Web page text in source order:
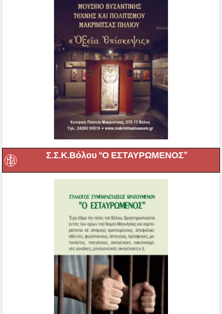
Σ.Σ.Κ.Βόλου “Ο ΕΣΤΑΥΡΩΜΕΝΟΣ”